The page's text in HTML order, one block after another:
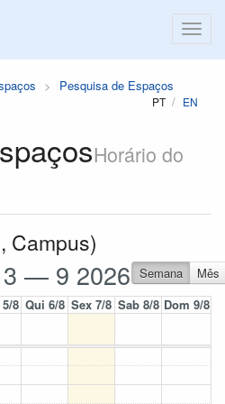
Pesquisa de Espaços
PT EN
Horário do
Campus)
— 9 2026 Semana
Mês
8 Qui 6/8 Sex 7/8 Sab 8/8 Dom 9/8